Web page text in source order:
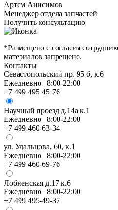
Артем Анисимов
Менеджер отдела запчастей
Получить консультацию
*Размещено с согласия
материалов запрещено.
Контакты
Севастопольский пр. 95 б, к.6
Ежедневно | 8:00-22:00
+7 499 495-45-76
Научный проезд д.14а к.1
Ежедневно | 8:00-22:00
+7 499 460-63-34
ул. Удальцова, 60, к.1
Ежедневно | 8:00-22:00
+7 499 460-69-76
Лобненская д.17 к.6
Ежедневно | 8:00-22:00
+7 499 495-49-37